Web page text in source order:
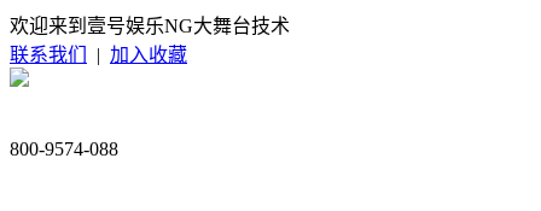
欢迎来到壹号娱乐NG大舞台技术
联系我们
| 加入收藏
800-9574-088